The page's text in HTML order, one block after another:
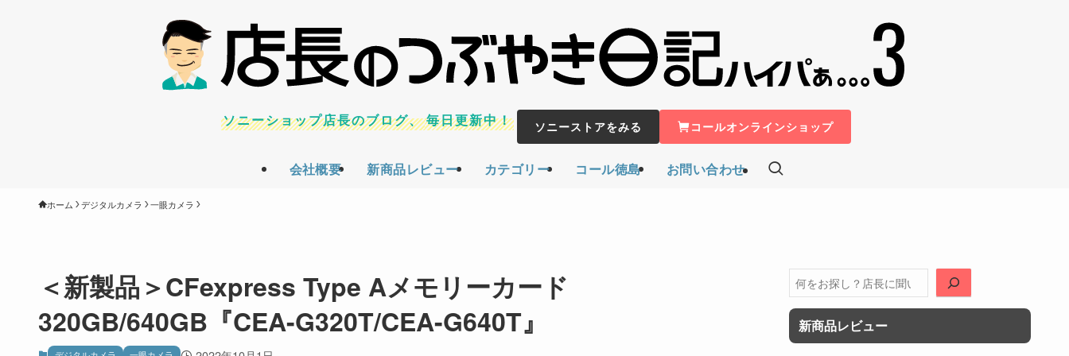
会社概要 新商品レビュー カテゴリー コール徳島 お問い合わせ
ソニーショップ店長のブログ、毎日更新中！ ソニーストアをみる コールオンラインショップ
ホーム デジタルカメラ 一眼カメラ
＜新製品＞CFexpress Type Aメモリーカード
320GB/640GB『CEA-G320T/CEA-G640T』
検
索
新商品レビュー